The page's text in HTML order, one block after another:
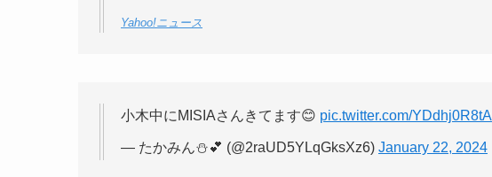
Yahoo!ニュース
小木中にMISIAさんきてます😊 pic.twitter.com/YDdhj0R8tA
— たかみん⛄️💕 (@2raUD5YLqGksXz6) January 22, 2024